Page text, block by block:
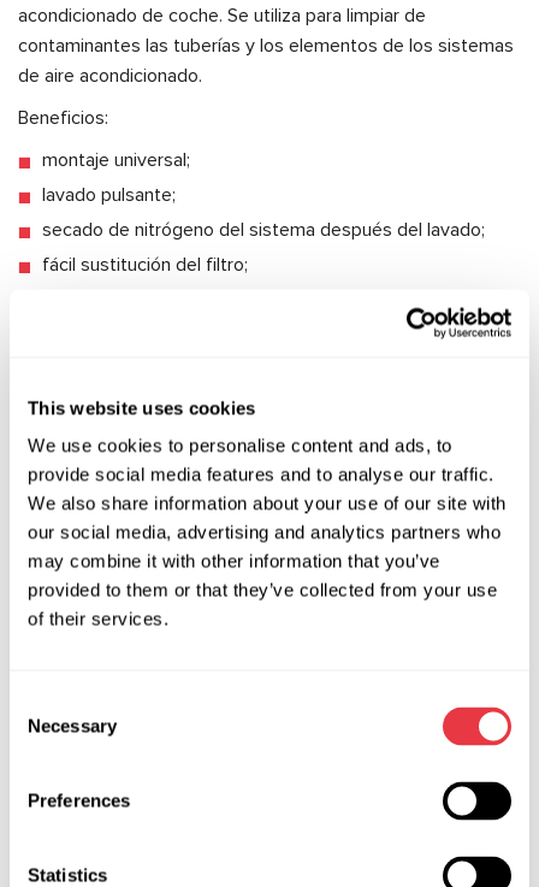
This website uses cookies
We use cookies to personalise content and ads, to
provide social media features and to analyse our traffic.
We also share information about your use of our site with
our social media, advertising and analytics partners who
may combine it with other information that you’ve
provided to them or that they’ve collected from your use
of their services.
Selection
Necessary
Preferences
Statistics
acondicionado de coche. Se utiliza para limpiar de
contaminantes las tuberías y los elementos de los sistemas
de aire acondicionado.
Beneficios:
montaje universal;
lavado pulsante;
secado de nitrógeno del sistema después del lavado;
fácil sustitución del filtro;
conveniencia y facilidad de uso;
Selección automática de la electroválvula.
selección automática de la polaridad de la conexión de la
unidad;
comprobación simultánea de acoplamiento y válvula;
prepararse para la temporada. MSG Equipment puede
ayudar a reducir significativamente el tiempo de reparación y